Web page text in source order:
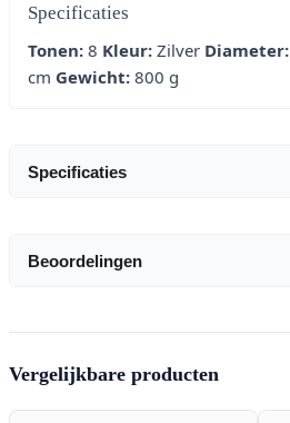
Specificaties
Tonen: 8 Kleur: Zilver Diameter:
cm Gewicht: 800 g
Specificaties
Beoordelingen
Vergelijkbare producten